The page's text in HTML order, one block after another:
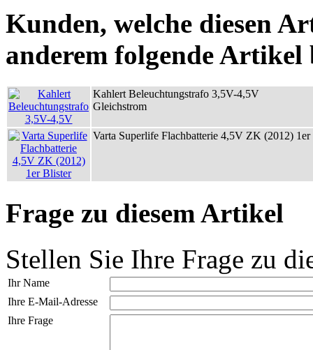
Kunden, welche diesen
anderem folgende Artikel
Kahlert Beleuchtungstrafo 3,5V-4,5V
Gleichstrom
Varta Superlife Flachbatterie 4,5V ZK (2012)
Frage zu diesem Artikel
Stellen Sie Ihre Frage zu
Ihr Name
Ihre E-Mail-Adresse
Ihre Frage